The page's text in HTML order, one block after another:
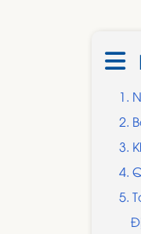
1.
2.
3.
4.
5.